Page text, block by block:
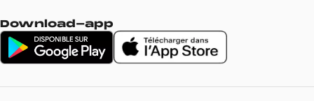
Download-app